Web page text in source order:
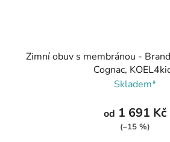
Zimní obuv s membránou -
Cognac,
Skladem*
od 1 691 Kč
(–15 %)